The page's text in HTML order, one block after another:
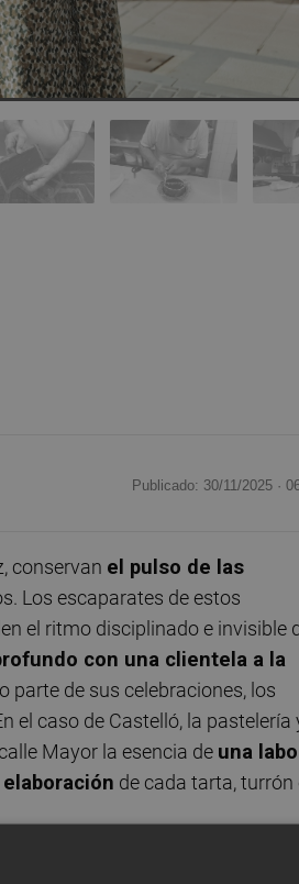
Publicado: 30/11/2025 ·
conservan el pulso de las
Los escaparates de estos
el ritmo disciplinado e invisible
con una clientela a la
parte de sus celebraciones, los
el caso de Castelló, la pastelería
Mayor la esencia de una
de cada tarta, turrón